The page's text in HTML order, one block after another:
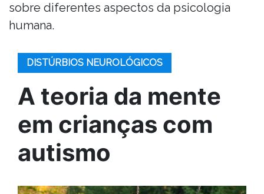
sobre diferentes aspectos da psicologia
humana.
DISTÚRBIOS NEUROLÓGICOS
A teoria da mente
em crianças com
autismo